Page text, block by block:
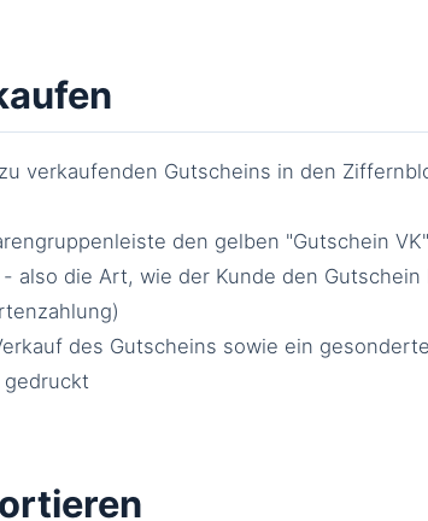
verkaufenden Gutscheins in den
den gelben "Gutschein
also die Art, wie der Kunde den Gutschein
des Gutscheins sowie ein
gedruckt